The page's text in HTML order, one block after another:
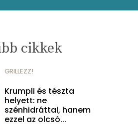
cikkek
GRILLEZZ!
Krumpli és tészta
helyett: ne
szénhidráttal, hanem
ezzel az olcsó...